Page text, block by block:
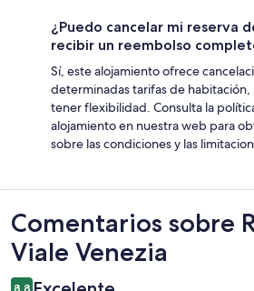
¿Puedo cancelar mi reserva
recibir un reembolso
Sí, este alojamiento ofrece
determinadas tarifas de
tener flexibilidad. Consulta la
alojamiento en nuestra web para
sobre las condiciones y las
Comentarios
Comentarios sobre
Viale Venezia
8,8